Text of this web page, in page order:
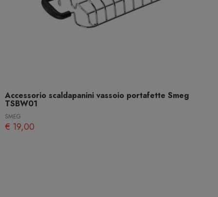
Accessorio scaldapanini vassoio portafette Smeg
TSBW01
SMEG
€ 19,00